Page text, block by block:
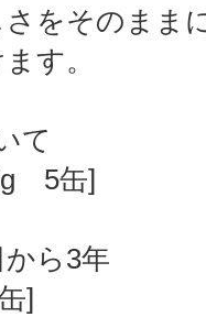
をそのまま
す。
て
5缶]
ら3年
]